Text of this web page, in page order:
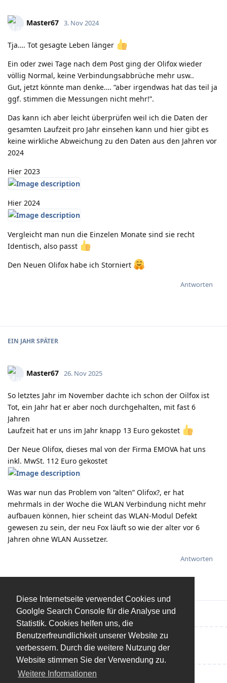
Diese Internetseite verwendet Cookies und
Goolgle Search Console für die Analyse und
Statistik. Cookies helfen uns, die
Benutzerfreundlichkeit unserer Website zu
verbessern. Durch die weitere Nutzung der
Website stimmen Sie der Verwendung zu.
Weitere Informationen
Master67 3. Nov 2024
Tja…. Tot gesagte Leben länger
Ein oder zwei Tage nach dem Post ging der Olifox wieder
völlig Normal, keine Verbindungsabbrüche mehr usw..
Gut, jetzt könnte man denke…. “aber irgendwas hat das teil ja
ggf. stimmen die Messungen nicht mehr!”.
Das kann ich aber leicht überprüfen weil ich die Daten der
gesamten Laufzeit pro Jahr einsehen kann und hier gibt es
keine wirkliche Abweichung zu den Daten aus den Jahren vor
2024
Hier 2023
Hier 2024
Vergleicht man nun die Einzelen Monate sind sie recht
Identisch, also passt
Den Neuen Olifox habe ich Storniert
Antworten
EIN JAHRSPÄTER
Master67 26. Nov 2025
So letztes Jahr im November dachte ich schon der Oilfox ist
Tot, ein Jahr hat er aber noch durchgehalten, mit fast 6
Jahren
Laufzeit hat er uns im Jahr knapp 13 Euro gekostet
Der Neue Olifox, dieses mal von der Firma EMOVA hat uns
inkl. MwSt. 112 Euro gekostet
Was war nun das Problem von “alten” Olifox?, er hat
mehrmals in der Woche die WLAN Verbindung nicht mehr
aufbauen können, hier scheint das WLAN-Modul Defekt
gewesen zu sein, der neu Fox läuft so wie der alter vor 6
Jahren ohne WLAN Aussetzer.
Antworten
Eine Antwort schreiben…